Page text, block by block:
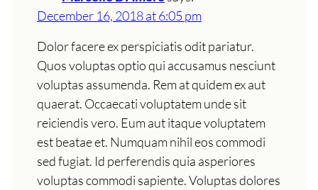
December 16, 2018 at 6:05 pm
Dolor facere ex perspiciatis odit pariatur.
Quos voluptas optio qui accusamus nesciunt
voluptas assumenda. Rem at quidem ex aut
quaerat. Occaecati voluptatem unde sit
reiciendis vero. Eum aut itaque voluptatem
est beatae et. Numquam nihil eos commodi
sed fugiat. Id perferendis quia asperiores
voluptas commodi sapiente. Voluptas dolores